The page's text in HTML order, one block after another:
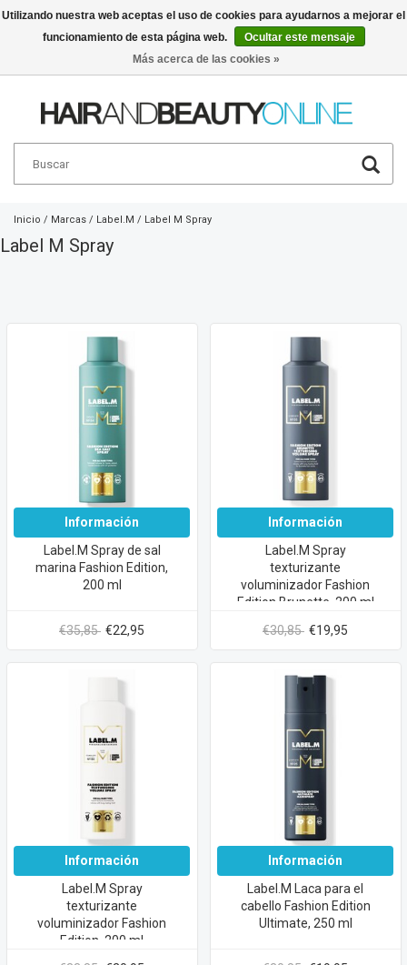
Español €
Inicio / Marcas / Label.M / Label M Spray
Label M Spray
Información
Label.M Spray de sal
marina Fashion Edition,
200 ml
€35,85 €22,95
Información
Label.M Spray
texturizante
voluminizador Fashion
Edition Brunette, 200 ml
€30,85 €19,95
Información
Label.M Spray
texturizante
voluminizador Fashion
Edition, 200 ml
Información
Label.M Laca para el
cabello Fashion Edition
Ultimate, 250 ml
Utilizando nuestra web aceptas el uso de cookies para ayudarnos a mejorar el
funcionamiento de esta página web.
Ocultar este mensaje
Más acerca de las cookies »